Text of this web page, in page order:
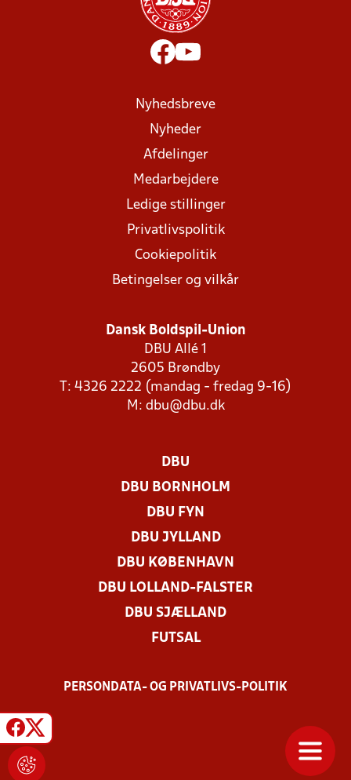
Nyhedsbreve
Nyheder
Afdelinger
Medarbejdere
Ledige stillinger
Privatlivspolitik
Cookiepolitik
Betingelser og vilkår
Dansk Boldspil-Union
DBU Allé 1
2605 Brøndby
T: 4326 2222 (mandag - fredag 9-16)
M: dbu@dbu.dk
DBU
DBU BORNHOLM
DBU FYN
DBU JYLLAND
DBU KØBENHAVN
DBU LOLLAND-FALSTER
DBU SJÆLLAND
FUTSAL
PERSONDATA- OG PRIVATLIVS-POLITIK